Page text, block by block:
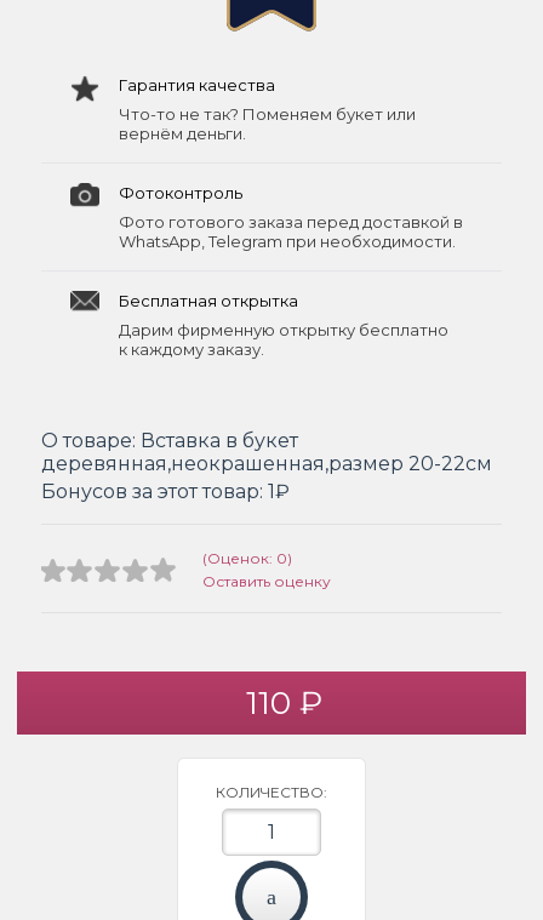
Гарантия качества
Что-то не так? Поменяем букет или
вернём деньги.
Фотоконтроль
Фото готового заказа перед доставкой в
WhatsApp, Telegram при необходимости.
Бесплатная открытка
Дарим фирменную открытку бесплатно
к каждому заказу.
О товаре: Вставка в букет
деревянная,неокрашенная,размер 20-22см
Бонусов за этот товар: 1₽
(Оценок: 0)
Оставить оценку
110 ₽
КОЛИЧЕСТВО: